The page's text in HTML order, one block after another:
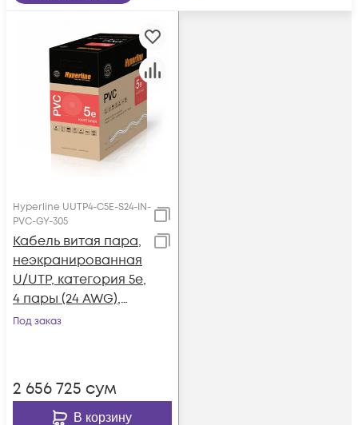
Hyperline UUTP4-C5E-S24-IN-
PVC-GY-305
Кабель витая пара,
неэкранированная
U/UTP, категория 5e,
4 пары (24 AWG),
одножильный
Под заказ
2 656 725 сум
В корзину